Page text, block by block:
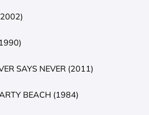
SAYS NEVER (2011)
BEACH (1984)